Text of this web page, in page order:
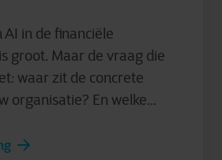
AI in de financiële
groot. Maar de vraag die
waar zit de concrete
organisatie? En welke...